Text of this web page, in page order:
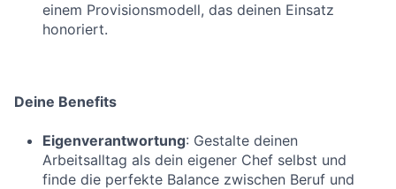
einem Provisionsmodell, das deinen Einsatz
honoriert.
Deine Benefits
Eigenverantwortung: Gestalte deinen
Arbeitsalltag als dein eigener Chef selbst und
finde die perfekte Balance zwischen Beruf und